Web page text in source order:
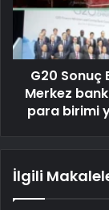
G20 Sonuç
Merkez
para birimi
İlgili